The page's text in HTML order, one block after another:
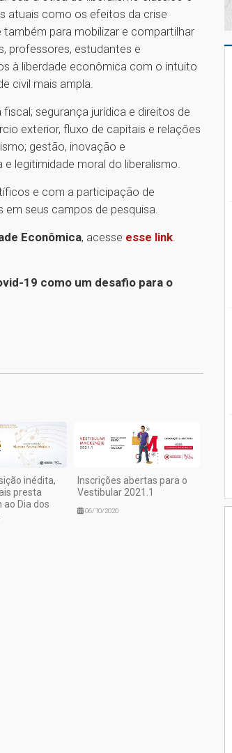
atuais como os efeitos da crise
para mobilizar e compartilhar
professores, estudantes e
à liberdade econômica com o intuito
civil mais ampla.
segurança jurídica e direitos de
exterior, fluxo de capitais e relações
gestão, inovação e
legitimidade moral do liberalismo.
e com a participação de
seus campos de pesquisa.
Econômica, acesse esse link.
19 como um desafio para o
inédita,
presta
Dia dos
Inscrições abertas para o
Vestibular 2021.1
06/10/2020